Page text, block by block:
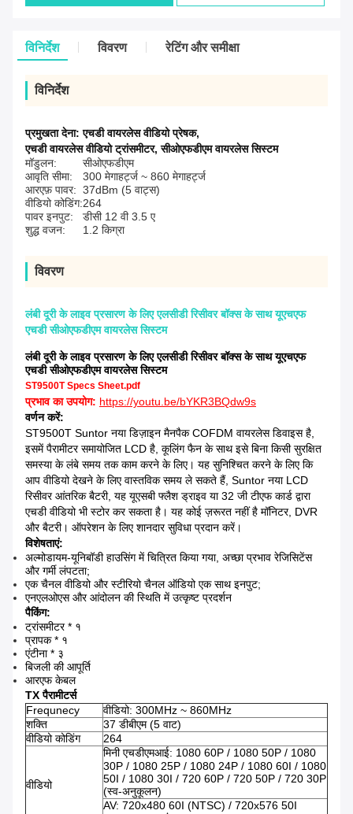
विनिर्देश विवरण रेटिंग और समीक्षा
विनिर्देश
प्रमुखता देना:एचडी वायरलेस वीडियो प्रेषक,
एचडी वायरलेस वीडियो ट्रांसमीटर,सीओएफडीएम वायरलेस सिस्टम
मॉडुलन:
सीओएफडीएम
आवृति सीमा:
300 मेगाहर्ट्ज ~ 860 मेगाहर्ट्ज
आरएफ़ पावर: 37dBm (5 वाट्स)
वीडियो कोडिंग:264
पावर इनपुट:
डीसी 12 वी 3.5 ए
शुद्ध वजन:
1.2 किग्रा
विवरण
लंबी दूरी के लाइव प्रसारण के लिए एलसीडी रिसीवर बॉक्स के साथ यूएचएफ
एचडी सीओएफडीएम वायरलेस सिस्टम
लंबी दूरी के लाइव प्रसारण के लिए एलसीडी रिसीवर बॉक्स के साथ यूएचएफ
एचडी सीओएफडीएम वायरलेस सिस्टम
ST9500T Specs Sheet.pdf
प्रभाव का उपयोग: https://youtu.be/bYKR3BQdw9s
वर्णन करें:
ST9500T Suntor नया डिज़ाइन मैनपैक COFDM वायरलेस डिवाइस है,
इसमें पैरामीटर समायोजित LCD है, कूलिंग फैन के साथ इसे बिना किसी सुरक्षित
समस्या के लंबे समय तक काम करने के लिए। यह सुनिश्चित करने के लिए कि
आप वीडियो देखने के लिए वास्तविक समय ले सकते हैं, Suntor नया LCD
रिसीवर आंतरिक बैटरी, यह यूएसबी फ्लैश ड्राइव या 32 जी टीएफ कार्ड द्वारा
एचडी वीडियो भी स्टोर कर सकता है। यह कोई ज़रूरत नहीं है मॉनिटर, DVR
और बैटरी। ऑपरेशन के लिए शानदार सुविधा प्रदान करें।
विशेषताएं:
अल्मोडायम-यूनिबॉडी हाउसिंग में चित्रित किया गया, अच्छा प्रभाव रेजिसिटेंस
और गर्मी लंपटता;
एक चैनल वीडियो और स्टीरियो चैनल ऑडियो एक साथ इनपुट;
एनएलओएस और आंदोलन की स्थिति में उत्कृष्ट प्रदर्शन
पैकिंग:
ट्रांसमीटर * १
प्रापक * १
एंटीना * ३
बिजली की आपूर्ति
आरएफ केबल
TX पैरामीटर्स
Frequnecy
वीडियो: 300MHz ~ 860MHz
शक्ति
37 डीबीएम (5 वाट)
वीडियो कोडिंग
264
वीडियो
मिनी एचडीएमआई: 1080 60P / 1080 50P / 1080
30P / 1080 25P / 1080 24P / 1080 60I / 1080
50I / 1080 30I / 720 60P / 720 50P / 720 30P
(स्व-अनुकूलन)
AV: 720x480 60I (NTSC) / 720x576 50I